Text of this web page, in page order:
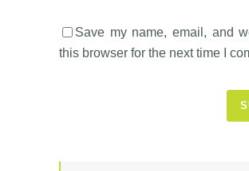
Save my name, email, and
this browser for the next time I